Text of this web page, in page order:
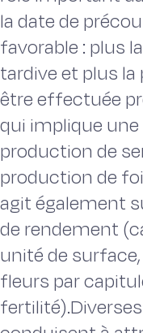
la date de
favorable : plus
tardive et plus
être effectuée
qui implique
production de
production de
agit également
de rendement
unité de
fleurs par